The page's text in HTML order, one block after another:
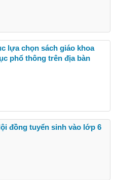
lựa chọn sách giáo khoa
phổ thông trên địa bàn
đồng tuyển sinh vào lớp 6